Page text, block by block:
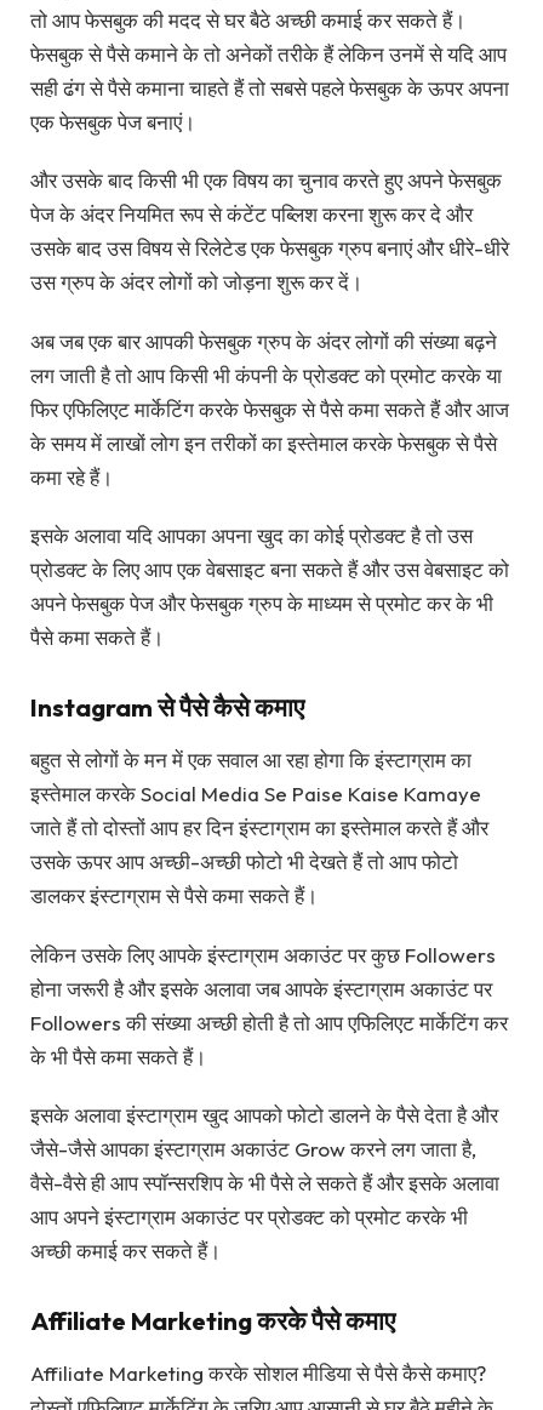
तो आप फेसबुक की मदद से घर बैठे अच्छी कमाई कर सकते हैं।
फेसबुक से पैसे कमाने के तो अनेकों तरीके हैं लेकिन उनमें से यदि आप
सही ढंग से पैसे कमाना चाहते हैं तो सबसे पहले फेसबुक के ऊपर अपना
एक फेसबुक पेज बनाएं।
और उसके बाद किसी भी एक विषय का चुनाव करते हुए अपने फेसबुक
पेज के अंदर नियमित रूप से कंटेंट पब्लिश करना शुरू कर दे और
उसके बाद उस विषय से रिलेटेड एक फेसबुक ग्रुप बनाएं और धीरे-धीरे
उस ग्रुप के अंदर लोगों को जोड़ना शुरू कर दें।
अब जब एक बार आपकी फेसबुक ग्रुप के अंदर लोगों की संख्या बढ़ने
लग जाती है तो आप किसी भी कंपनी के प्रोडक्ट को प्रमोट करके या
फिर एफिलिएट मार्केटिंग करके फेसबुक से पैसे कमा सकते हैं और आज
के समय में लाखों लोग इन तरीकों का इस्तेमाल करके फेसबुक से पैसे
कमा रहे हैं।
इसके अलावा यदि आपका अपना खुद का कोई प्रोडक्ट है तो उस
प्रोडक्ट के लिए आप एक वेबसाइट बना सकते हैं और उस वेबसाइट को
अपने फेसबुक पेज और फेसबुक ग्रुप के माध्यम से प्रमोट कर के भी
पैसे कमा सकते हैं।
Instagram से पैसे कैसे कमाए
बहुत से लोगों के मन में एक सवाल आ रहा होगा कि इंस्टाग्राम का
इस्तेमाल करके Social Media Se Paise Kaise Kamaye
जाते हैं तो दोस्तों आप हर दिन इंस्टाग्राम का इस्तेमाल करते हैं और
उसके ऊपर आप अच्छी-अच्छी फोटो भी देखते हैं तो आप फोटो
डालकर इंस्टाग्राम से पैसे कमा सकते हैं।
लेकिन उसके लिए आपके इंस्टाग्राम अकाउंट पर कुछ Followers
होना जरूरी है और इसके अलावा जब आपके इंस्टाग्राम अकाउंट पर
Followers की संख्या अच्छी होती है तो आप एफिलिएट मार्केटिंग कर
के भी पैसे कमा सकते हैं।
इसके अलावा इंस्टाग्राम खुद आपको फोटो डालने के पैसे देता है और
जैसे-जैसे आपका इंस्टाग्राम अकाउंट Grow करने लग जाता है,
वैसे-वैसे ही आप स्पॉन्सरशिप के भी पैसे ले सकते हैं और इसके अलावा
आप अपने इंस्टाग्राम अकाउंट पर प्रोडक्ट को प्रमोट करके भी
अच्छी कमाई कर सकते हैं।
Affiliate Marketing करके पैसे कमाए
Affiliate Marketing करके सोशल मीडिया से पैसे कैसे कमाए?